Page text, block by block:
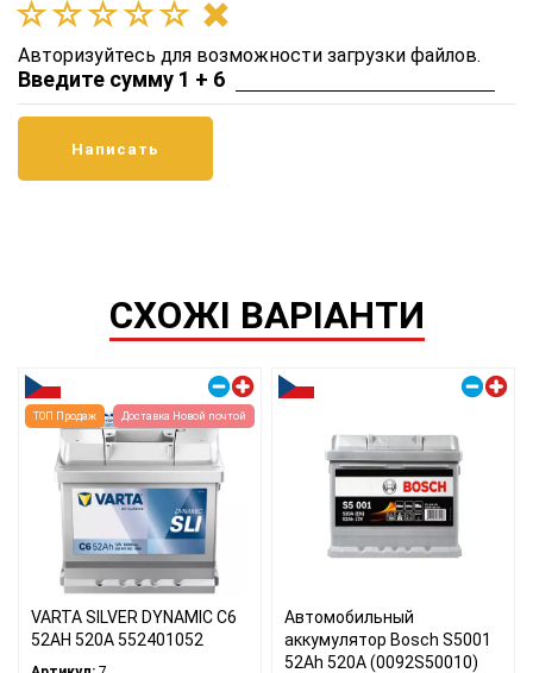
Авторизуйтесь для возможности загрузки файлов.
Введите сумму 1 + 6
СХОЖІ ВАРІАНТИ
ТОП Продаж Доставка Новой почтой
VARTA SILVER DYNAMIC C6
52АH 520A 552401052
Автомобильный
аккумулятор Bosch S5001
52Ah 520A (0092S50010)